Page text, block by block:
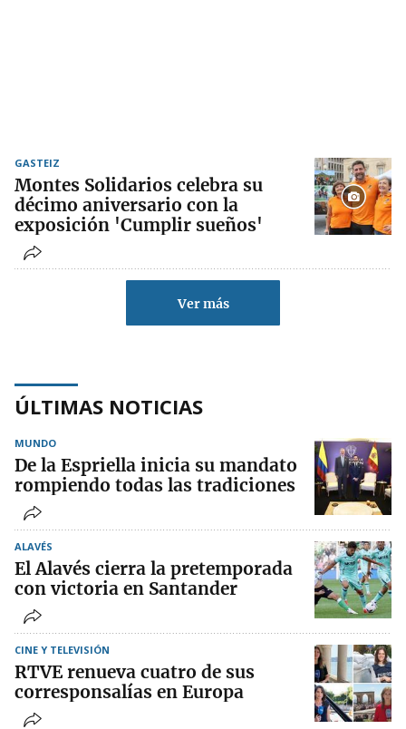
GASTEIZ
Montes Solidarios celebra su
décimo aniversario con la
exposición 'Cumplir sueños'
Ver más
ÚLTIMAS NOTICIAS
MUNDO
De la Espriella inicia su mandato
rompiendo todas las tradiciones
ALAVÉS
El Alavés cierra la pretemporada
con victoria en Santander
CINE Y TELEVISIÓN
RTVE renueva cuatro de sus
corresponsalías en Europa